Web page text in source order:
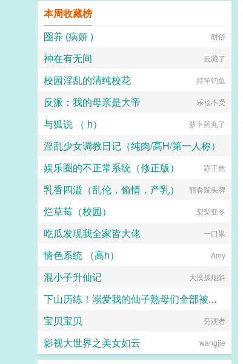
本周收藏榜
圈养 (病娇 )
耐俗
神在有无间 云藏了
校园淫乱的清纯校花 持竿钓鱼
反派：我的母亲是大帝 乐福不受
与狐说 （ h） 萝卜药丸了
淫乱少女调教日记（纯肉/高H/第一人称）
侜竹
娱乐圈的不正常系统（修正版） 霸王色
乳香四溢（乱伦，偷情，产乳） 丽春院头牌
烂草莓（校园） 梨梨亚冬
吃瓜发现我全家皆大佬 一口果
情色系统 （高h） Amy
混小子升仙记 大漠孤烟斜
下山历练！溺爱我的仙子熟母们全部被大肉棒野爹隐奸NTR寝取恶堕了！
MP9494
宝贝宝贝 旁观者
影视大世界之美女如云 wangjie